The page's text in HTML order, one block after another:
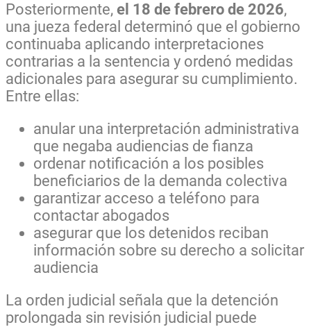
Posteriormente, el 18 de febrero de 2026,
una jueza federal determinó que el gobierno
continuaba aplicando interpretaciones
contrarias a la sentencia y ordenó medidas
adicionales para asegurar su cumplimiento.
Entre ellas:
anular una interpretación administrativa
que negaba audiencias de fianza
ordenar notificación a los posibles
beneficiarios de la demanda colectiva
garantizar acceso a teléfono para
contactar abogados
asegurar que los detenidos reciban
información sobre su derecho a solicitar
audiencia
La orden judicial señala que la detención
prolongada sin revisión judicial puede